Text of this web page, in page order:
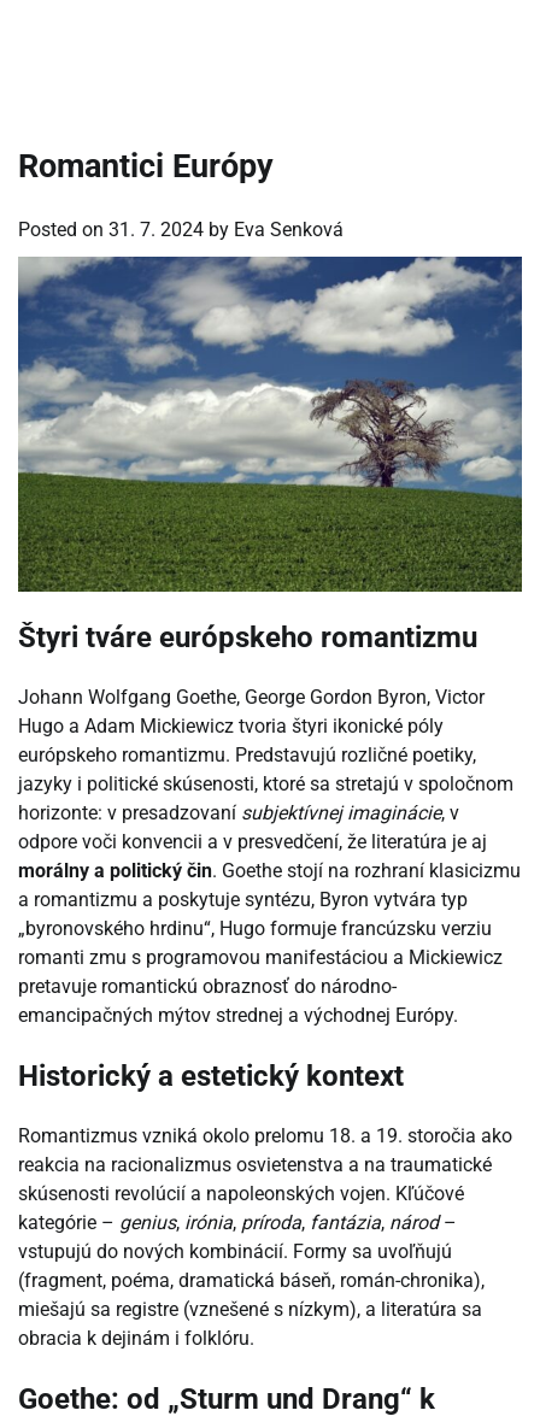
Romantici Európy
Posted on 31. 7. 2024 by Eva Senková
Štyri tváre európskeho romantizmu
Johann Wolfgang Goethe, George Gordon Byron, Victor
Hugo a Adam Mickiewicz tvoria štyri ikonické póly
európskeho romantizmu. Predstavujú rozličné poetiky,
jazyky i politické skúsenosti, ktoré sa stretajú v spoločnom
horizonte: v presadzovaní subjektívnej imaginácie, v
odpore voči konvencii a v presvedčení, že literatúra je aj
morálny a politický čin. Goethe stojí na rozhraní klasicizmu
a romantizmu a poskytuje syntézu, Byron vytvára typ
„byronovského hrdinu“, Hugo formuje francúzsku verziu
romanti zmu s programovou manifestáciou a Mickiewicz
pretavuje romantickú obraznosť do národno-
emancipačných mýtov strednej a východnej Európy.
Historický a estetický kontext
Romantizmus vzniká okolo prelomu 18. a 19. storočia ako
reakcia na racionalizmus osvietenstva a na traumatické
skúsenosti revolúcií a napoleonských vojen. Kľúčové
kategórie – genius, irónia, príroda, fantázia, národ–
vstupujú do nových kombinácií. Formy sa uvoľňujú
(fragment, poéma, dramatická báseň, román-chronika),
miešajú sa registre (vznešené s nízkym), a literatúra sa
obracia k dejinám i folklóru.
Goethe: od „Sturm und Drang“ k